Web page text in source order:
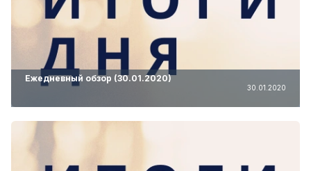
Ежедневный обзор (30.01.2020)
30.01.2020